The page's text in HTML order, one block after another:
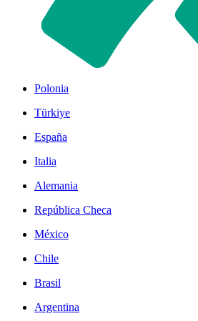
Polonia
Türkiye
España
Italia
Alemania
República Checa
México
Chile
Brasil
Argentina